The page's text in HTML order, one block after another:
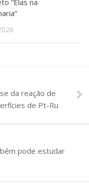
“Elas na
da reação de
de Pt-Ru
pode estudar